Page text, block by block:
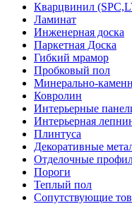
Кварцвинил
Ламинат
Инженерная доска
Паркетная Доска
Гибкий мрамор
Пробковый пол
Минерально-
Ковролин
Интерьерные
Интерьерная
Плинтуса
Декоративные
Отделочные
Пороги
Теплый пол
Сопутствующие